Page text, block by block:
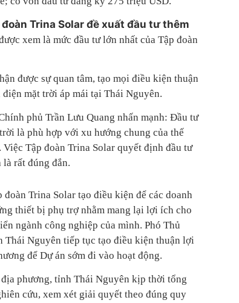
Trina Solar đề xuất đầu tư thêm
xem là mức đầu tư lớn nhất của Tập đoàn
được sự quan tâm, tạo mọi điều kiện thuận
mặt trời áp mái tại Thái Nguyên.
phủ Trần Lưu Quang nhấn mạnh: Đầu tư
là phù hợp với xu hướng chung của thế
Tập đoàn Trina Solar quyết định đầu tư
rất đúng đắn.
Trina Solar tạo điều kiện để các doanh
thiết bị phụ trợ nhằm mang lại lợi ích cho
ngành công nghiệp của mình. Phó Thủ
Thái Nguyên tiếp tục tạo điều kiện thuận lợi
để Dự án sớm đi vào hoạt động.
phương, tỉnh Thái Nguyên kịp thời tổng
cứu, xem xét giải quyết theo đúng quy